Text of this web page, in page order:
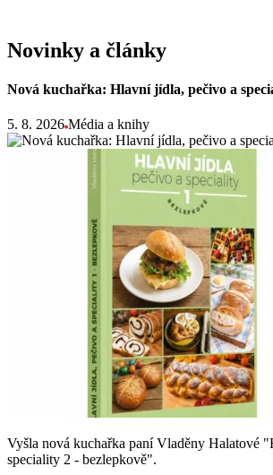
Novinky a články
Nová kuchařka: Hlavní jídla, pečivo a
5. 8. 2026 Média a knihy
Vyšla nová kuchařka paní Vladěny Halatové
speciality 2 - bezlepkově".